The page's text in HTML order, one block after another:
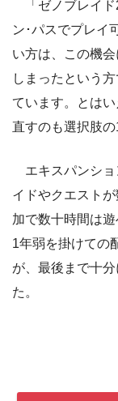
「ゼノブレイド
ン･パスでプレイ
い方は、この機
しまったという
ています。とは
直すのも選択肢の
エキスパンショ
イドやクエスト
加で数十時間は
1年弱を掛けての
が、最後まで十
た。